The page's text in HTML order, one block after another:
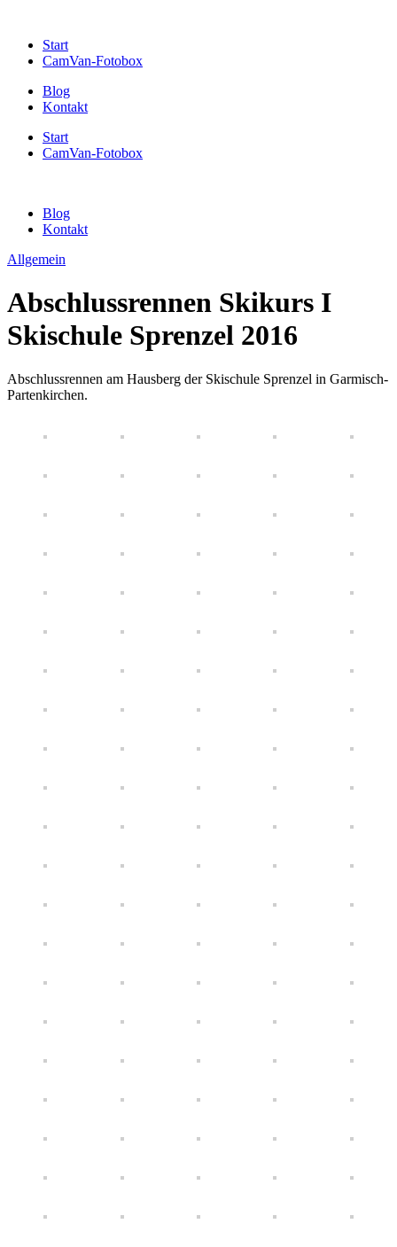
Start
CamVan-Fotobox
Blog
Kontakt
Start
CamVan-Fotobox
Blog
Kontakt
Allgemein
Abschlussrennen Skikurs I
Skischule Sprenzel 2016
Abschlussrennen am Hausberg der Skischule Sprenzel in Garmisch-
Partenkirchen.